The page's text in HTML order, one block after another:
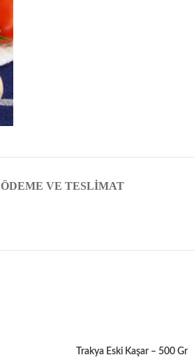
ÖDEME VE TESLIMAT
Trakya Eski Kaşar – 500 Gr